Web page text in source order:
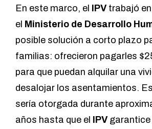
En este marco, el IPV trabajó
el Ministerio de Desarrollo
posible solución a corto plazo
familias: ofrecieron pagarles
para que puedan alquilar una
desalojar los asentamientos.
sería otorgada durante
años hasta que el
IPV garantice